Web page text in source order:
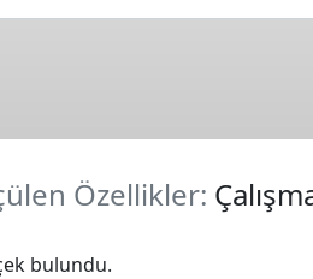
Özellikler:
bulundu.